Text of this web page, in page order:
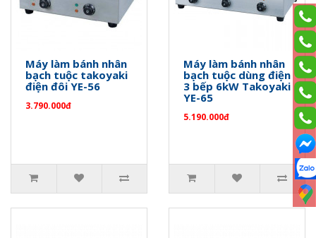
Máy làm bánh nhân
bạch tuộc takoyaki
điện đôi YE-56
3.790.000đ
Máy làm bánh nhân
bạch tuộc dùng điện
3 bếp 6kW Takoyaki
YE-65
5.190.000đ